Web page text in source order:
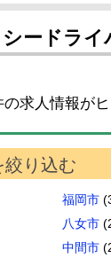
ードライ
の求人情報が
絞り込む
福岡市
八女市
中間市